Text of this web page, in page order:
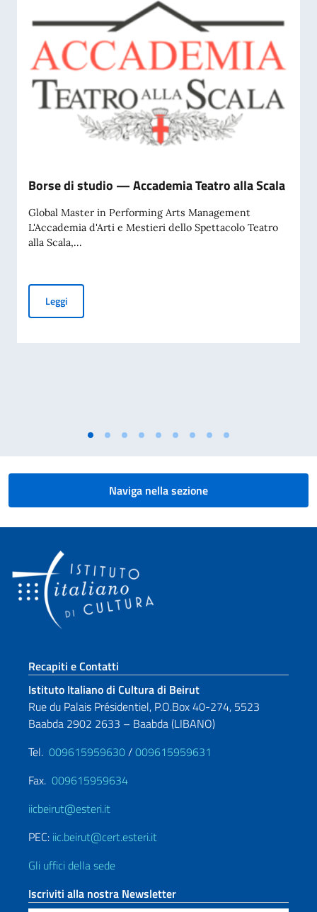
Borse di studio — Accademia Teatro alla Scala
Global Master in Performing Arts Management
L'Accademia d'Arti e Mestieri dello Spettacolo Teatro
alla Scala,...
LeggiBorse di studio — Accademia Teatro alla Scala
Naviga nella sezione
Sezione footer
Recapiti e Contatti
Istituto Italiano di Cultura di Beirut
Rue du Palais Présidentiel, P.O.Box 40-274, 5523
Baabda 2902 2633 – Baabda (LIBANO)
Tel. 009615959630/009615959631
Fax. 009615959634
iicbeirut@esteri.it
PEC: iic.beirut@cert.esteri.it
Gli uffici della sede
Iscriviti alla nostra Newsletter